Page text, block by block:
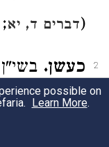
(דברים ד, יא
2 כעשן.
ויחרד
possible on
Learn More.